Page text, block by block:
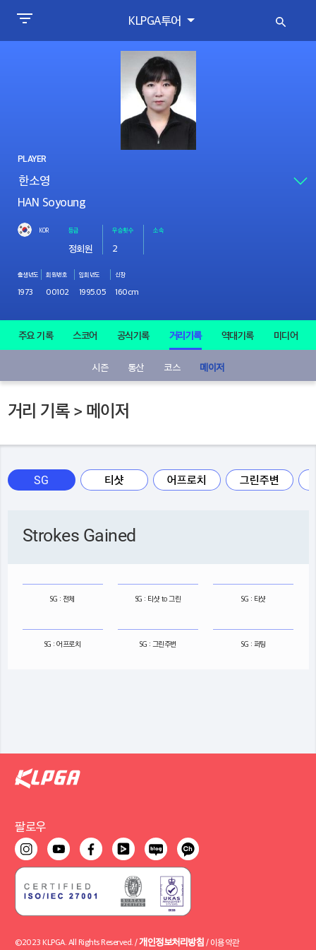
KLPGA투어
PLAYER
HAN Soyoung
KOR 등급
정회원
우승횟수
2
소속
출생년도
1973
회원번호
00102
입회년도
1995.05
신장
160cm
주요 기록 스코어 공식기록 거리기록 역대기록 미디어
시즌 통산 코스 메이저
거리 기록 > 메이저
SG 티샷 어프로치 그린주변
Strokes Gained
SG : 전체 SG : 티샷 to 그린 SG : 티샷
SG : 어프로치 SG : 그린주변 SG : 퍼팅
팔로우
©2023 KLPGA. All Rights Reserved. /개인정보처리방침 / 이용약관